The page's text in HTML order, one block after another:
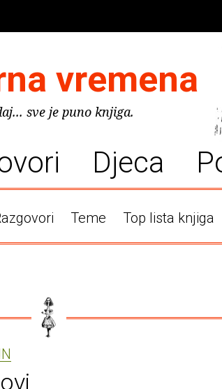
vremena
sve je puno knjiga.
Djeca
Teme Top lista knjiga